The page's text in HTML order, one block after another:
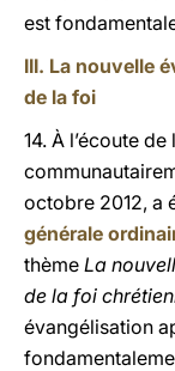
est
III. La nouvelle
de la foi
14. À l’écoute
octobre 2012, a
générale
thème La
de la foi
évangélisation